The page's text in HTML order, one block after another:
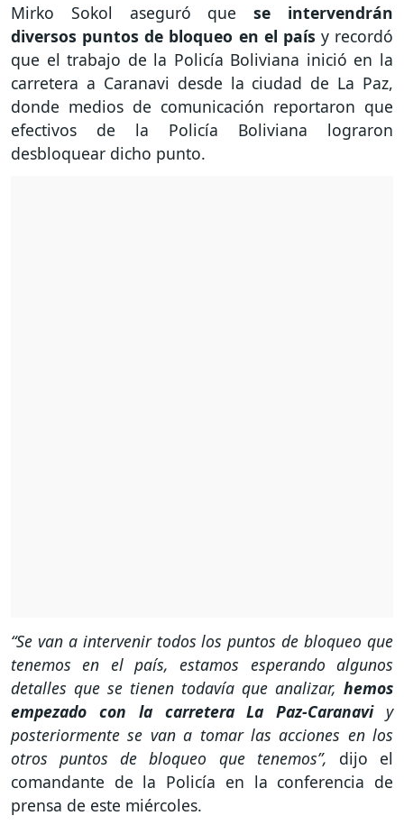
Mirko Sokol aseguró quese intervendrán
diversos puntos de bloqueo en el país y recordó
que el trabajo de la Policía Boliviana inició en la
carretera a Caranavi desde la ciudad de La Paz,
donde medios de comunicación reportaron que
efectivos de la Policía Boliviana lograron
desbloquear dicho punto.
“Se van a intervenir todos los puntos de bloqueo que
tenemos en el país, estamos esperando algunos
detalles que se tienen todavía que analizar, hemos
empezado con la carretera La Paz-Caranaviy
posteriormente se van a tomar las acciones en los
otros puntos de bloqueo que tenemos”, dijo el
comandante de la Policía en la conferencia de
prensa de este miércoles.